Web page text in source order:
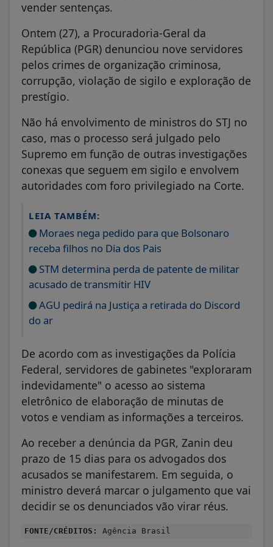
vender sentenças.
Ontem (27), a Procuradoria-Geral da
República (PGR) denunciou nove servidores
pelos crimes de organização criminosa,
corrupção, violação de sigilo e exploração de
prestígio.
Não há envolvimento de ministros do STJ no
caso, mas o processo será julgado pelo
Supremo em função de outras investigações
conexas que seguem em sigilo e envolvem
autoridades com foro privilegiado na Corte.
LEIA TAMBÉM:
Moraes nega pedido para que Bolsonaro
receba filhos no Dia dos Pais
STM determina perda de patente de militar
acusado de transmitir HIV
AGU pedirá na Justiça a retirada do Discord
do ar
De acordo com as investigações da Polícia
Federal, servidores de gabinetes "exploraram
indevidamente" o acesso ao sistema
eletrônico de elaboração de minutas de
votos e vendiam as informações a terceiros.
Ao receber a denúncia da PGR, Zanin deu
prazo de 15 dias para os advogados dos
acusados se manifestarem. Em seguida, o
ministro deverá marcar o julgamento que vai
decidir se os denunciados vão virar réus.
FONTE/CRÉDITOS: Agência Brasil